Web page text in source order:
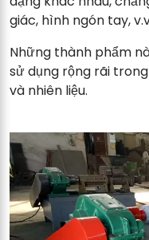
giác, hình ngón tay,
Những thành phẩm
sử dụng rộng rãi
và nhiên liệu.